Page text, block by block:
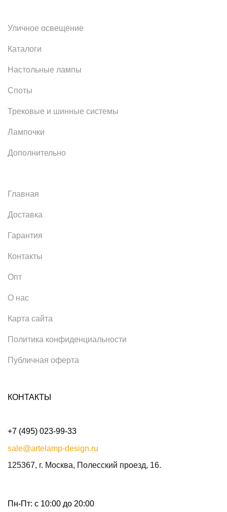
Уличное освещение
Каталоги
Настольные лампы
Споты
Трековые и шинные системы
Лампочки
Дополнительно
Главная
Доставка
Гарантия
Контакты
Опт
О нас
Карта сайта
Политика конфиденциальности
Публичная оферта
КОНТАКТЫ
+7 (495) 023-99-33
sale@artelamp-design.ru
125367, г. Москва, Полесский проезд, 16.
Пн-Пт: с 10:00 до 20:00